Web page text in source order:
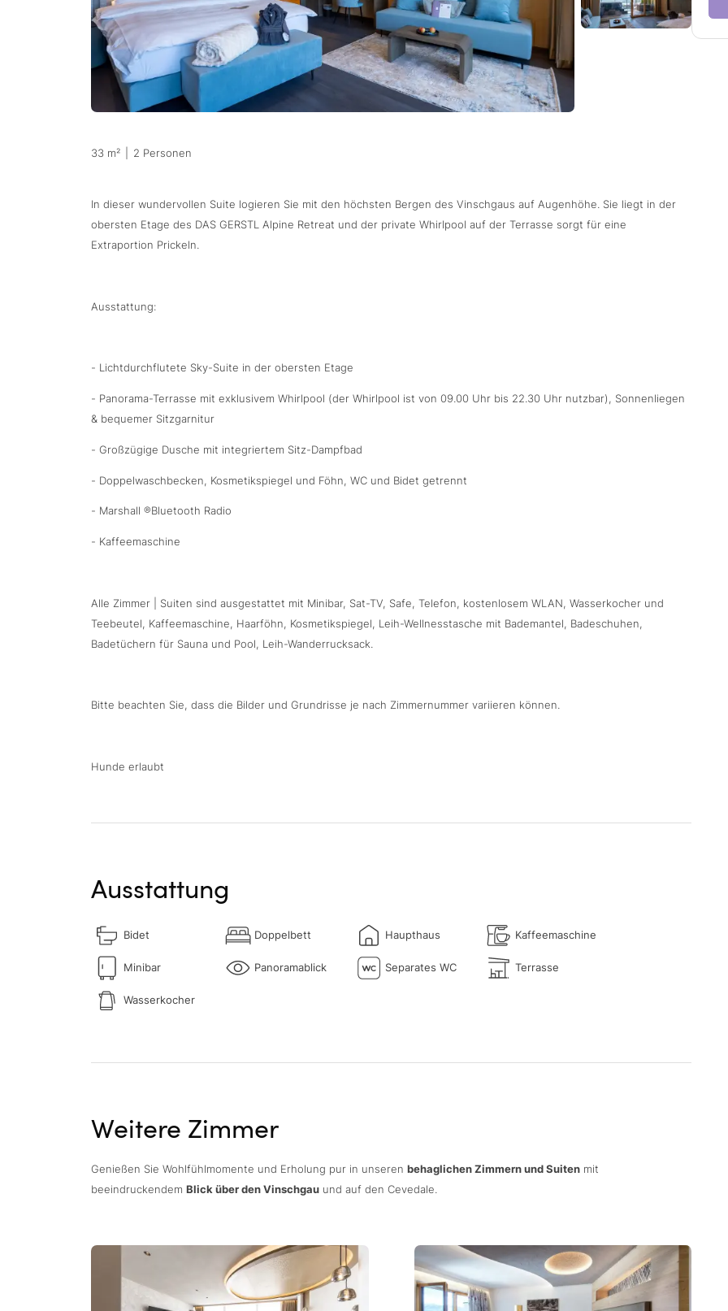
33 m² 2 Personen
In dieser wundervollen Suite logieren Sie mit den höchsten Bergen des Vinschgaus auf Augenhöhe. Sie liegt in der
obersten Etage des DAS GERSTL Alpine Retreat und der private Whirlpool auf der Terrasse sorgt für eine
Extraportion Prickeln.
Ausstattung:
- Lichtdurchflutete Sky-Suite in der obersten Etage
- Panorama-Terrasse mit exklusivem Whirlpool (der Whirlpool ist von 09.00 Uhr bis 22.30 Uhr nutzbar), Sonnenliegen
& bequemer Sitzgarnitur
- Großzügige Dusche mit integriertem Sitz-Dampfbad
- Doppelwaschbecken, Kosmetikspiegel und Föhn, WC und Bidet getrennt
- Marshall ®Bluetooth Radio
- Kaffeemaschine
Alle Zimmer | Suiten sind ausgestattet mit Minibar, Sat-TV, Safe, Telefon, kostenlosem WLAN, Wasserkocher und
Teebeutel, Kaffeemaschine, Haarföhn, Kosmetikspiegel, Leih-Wellnesstasche mit Bademantel, Badeschuhen,
Badetüchern für Sauna und Pool, Leih-Wanderrucksack.
Bitte beachten Sie, dass die Bilder und Grundrisse je nach Zimmernummer variieren können.
Hunde erlaubt
Ausstattung
Bidet Doppelbett Haupthaus Kaffeemaschine
Minibar Panoramablick Separates WC Terrasse
Wasserkocher
Weitere Zimmer
Genießen Sie Wohlfühlmomente und Erholung pur in unseren behaglichen Zimmern und Suiten mit
beeindruckendem Blick über den Vinschgau und auf den Cevedale.